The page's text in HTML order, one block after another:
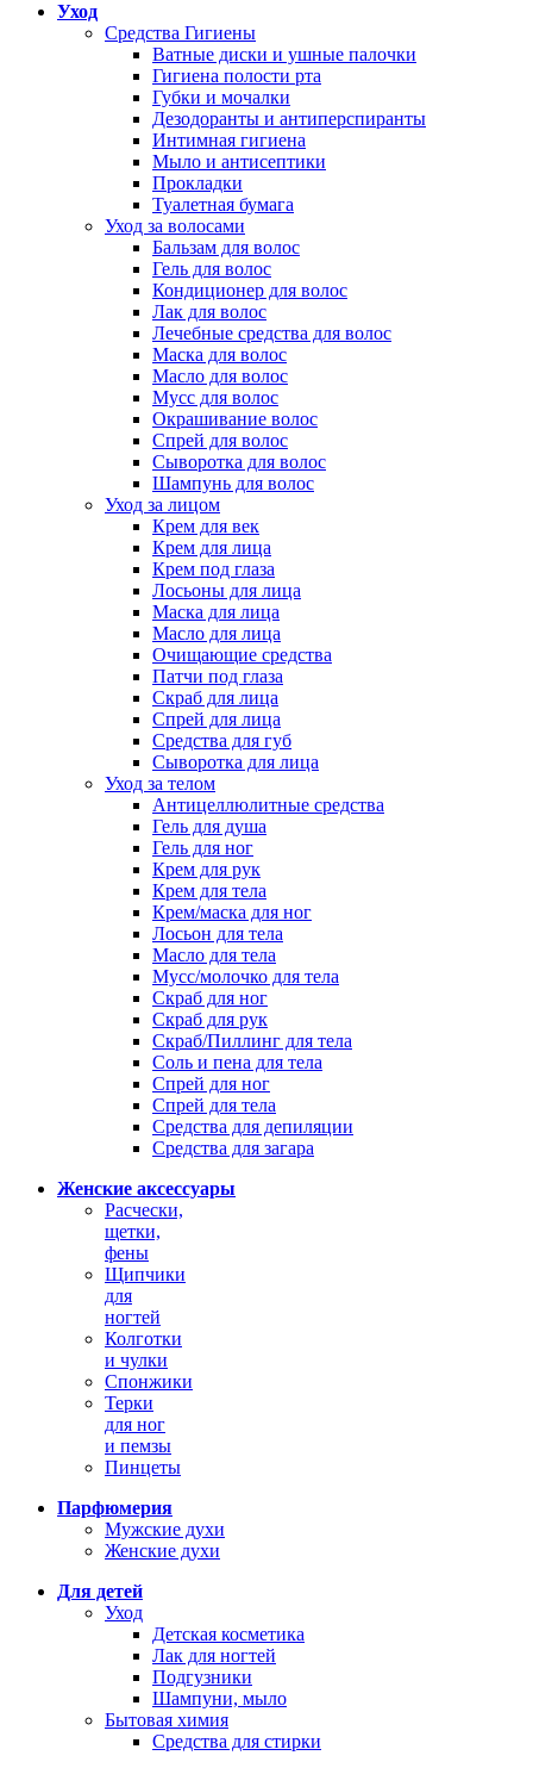
Уход
Средства Гигиены
Ватные диски и ушные палочки
Гигиена полости рта
Губки и мочалки
Дезодоранты и антиперспиранты
Интимная гигиена
Мыло и антисептики
Прокладки
Туалетная бумага
Уход за волосами
Бальзам для волос
Гель для волос
Кондиционер для волос
Лак для волос
Лечебные средства для волос
Маска для волос
Масло для волос
Мусс для волос
Окрашивание волос
Спрей для волос
Сыворотка для волос
Шампунь для волос
Уход за лицом
Крем для век
Крем для лица
Крем под глаза
Лосьоны для лица
Маска для лица
Масло для лица
Очищающие средства
Патчи под глаза
Скраб для лица
Спрей для лица
Средства для губ
Сыворотка для лица
Уход за телом
Антицеллюлитные средства
Гель для душа
Гель для ног
Крем для рук
Крем для тела
Крем/маска для ног
Лосьон для тела
Масло для тела
Мусс/молочко для тела
Скраб для ног
Скраб для рук
Скраб/Пиллинг для тела
Соль и пена для тела
Спрей для ног
Спрей для тела
Средства для депиляции
Средства для загара
Женские аксессуары
Расчески,
щетки,
фены
Щипчики
для
ногтей
Колготки
и чулки
Спонжики
Терки
для ног
и пемзы
Пинцеты
Парфюмерия
Мужские духи
Женские духи
Для детей
Уход
Детская косметика
Лак для ногтей
Подгузники
Шампуни, мыло
Бытовая химия
Средства для стирки